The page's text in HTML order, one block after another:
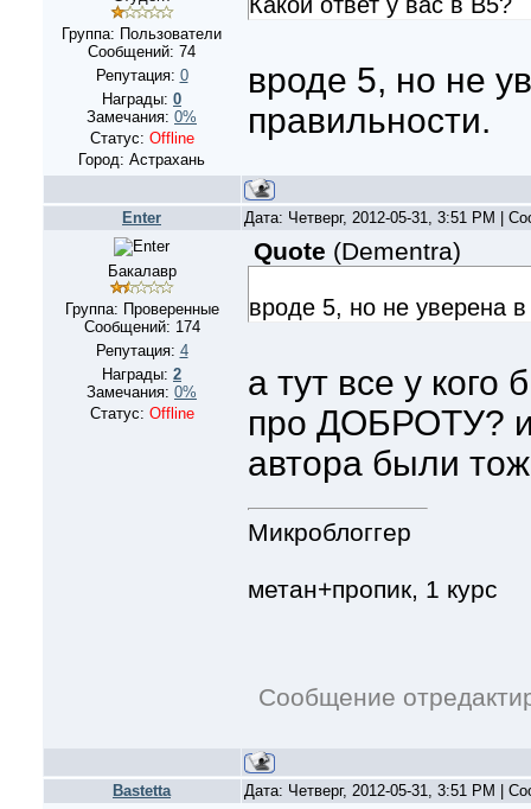
Группа: Пользователи
Сообщений: 74
Репутация: 0
Награды: 0
Замечания: 0%
Статус: Offline
Город: Астрахань
вроде 5, но не
правильности.
Enter Дата: Четверг, 2012-05-31, 3:51 PM |
Бакалавр
Группа: Проверенные
Сообщений: 174
Репутация: 4
Награды: 2
Замечания: 0%
Статус: Offline
Quote (Dementra)
вроде 5, но не уверена
а тут все у кого
про ДОБРОТУ?
автора были
Микроблоггер
метан+пропик, 1 курс
Сообщение
Bastetta Дата: Четверг, 2012-05-31, 3:51 PM |